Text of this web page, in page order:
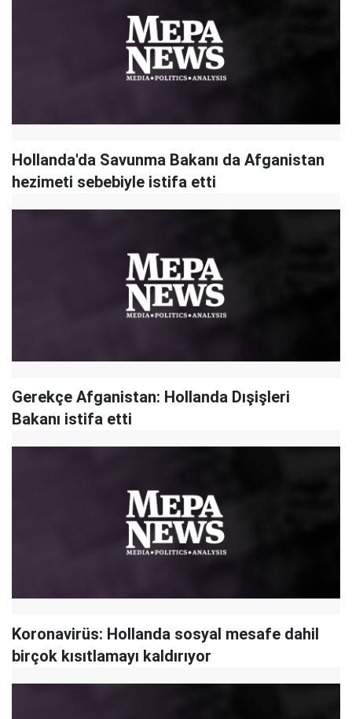
Hollanda'da Savunma Bakanı da Afganistan
hezimeti sebebiyle istifa etti
Gerekçe Afganistan: Hollanda Dışişleri
Bakanı istifa etti
Koronavirüs: Hollanda sosyal mesafe dahil
birçok kısıtlamayı kaldırıyor